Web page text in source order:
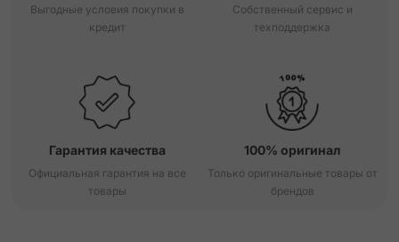
Выгодные условия покупки в
кредит
Собственный сервис и
техподдержка
Гарантия качества
Официальная гарантия на все
товары
100% оригинал
Только оригинальные товары от
брендов